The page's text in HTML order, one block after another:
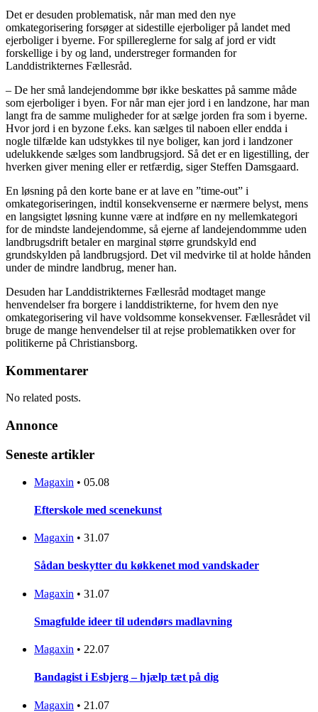
Det er desuden problematisk, når man med den nye
omkategorisering forsøger at sidestille ejerboliger på landet med
ejerboliger i byerne. For spillereglerne for salg af jord er vidt
forskellige i by og land, understreger formanden for
Landdistrikternes Fællesråd.
– De her små landejendomme bør ikke beskattes på samme måde
som ejerboliger i byen. For når man ejer jord i en landzone, har man
langt fra de samme muligheder for at sælge jorden fra som i byerne.
Hvor jord i en byzone f.eks. kan sælges til naboen eller endda i
nogle tilfælde kan udstykkes til nye boliger, kan jord i landzoner
udelukkende sælges som landbrugsjord. Så det er en ligestilling, der
hverken giver mening eller er retfærdig, siger Steffen Damsgaard.
En løsning på den korte bane er at lave en ”time-out” i
omkategoriseringen, indtil konsekvenserne er nærmere belyst, mens
en langsigtet løsning kunne være at indføre en ny mellemkategori
for de mindste landejendomme, så ejerne af landejendommme uden
landbrugsdrift betaler en marginal større grundskyld end
grundskylden på landbrugsjord. Det vil medvirke til at holde hånden
under de mindre landbrug, mener han.
Desuden har Landdistrikternes Fællesråd modtaget mange
henvendelser fra borgere i landdistrikterne, for hvem den nye
omkategorisering vil have voldsomme konsekvenser. Fællesrådet vil
bruge de mange henvendelser til at rejse problematikken over for
politikerne på Christiansborg.
Kommentarer
No related posts.
Annonce
Seneste artikler
Magaxin • 05.08
Efterskole med scenekunst
Magaxin • 31.07
Sådan beskytter du køkkenet mod vandskader
Magaxin • 31.07
Smagfulde ideer til udendørs madlavning
Magaxin • 22.07
Bandagist i Esbjerg – hjælp tæt på dig
Magaxin • 21.07